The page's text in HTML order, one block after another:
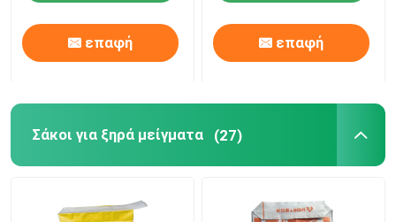
επαφή επαφή
Σάκοι για ξηρά μείγματα (27)